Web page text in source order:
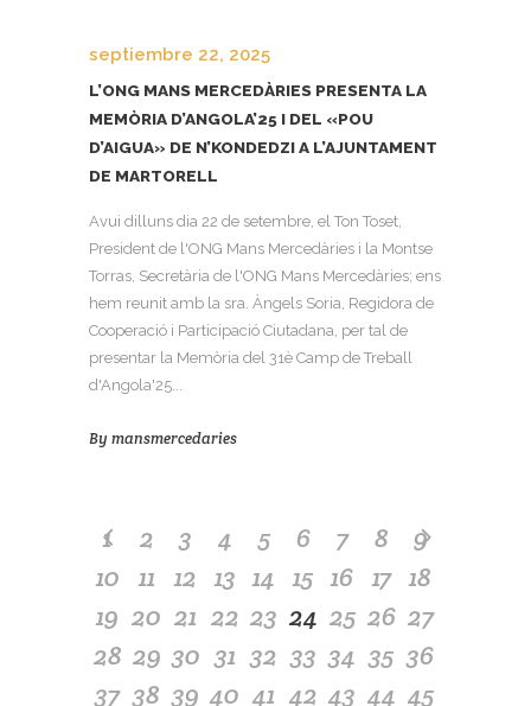
septiembre 22, 2025
L’ONG MANS MERCEDÀRIES PRESENTA LA
MEMÒRIA D’ANGOLA’25 I DEL «POU
D’AIGUA» DE N’KONDEDZI A L’AJUNTAMENT
DE MARTORELL
Avui dilluns dia 22 de setembre, el Ton Toset,
President de l'ONG Mans Mercedàries i la Montse
Torras, Secretària de l'ONG Mans Mercedàries; ens
hem reunit amb la sra. Àngels Soria, Regidora de
Cooperació i Participació Ciutadana, per tal de
presentar la Memòria del 31è Camp de Treball
d'Angola'25...
By mansmercedaries
1 2 3 4 5 6 7 8
9
10 11 12 13 14 15 16 17 18
19 20 21 22 23 24 25 26 27
28 29 30 31 32 33 34 35 36
37 38 39 40 41 42 43 44 45